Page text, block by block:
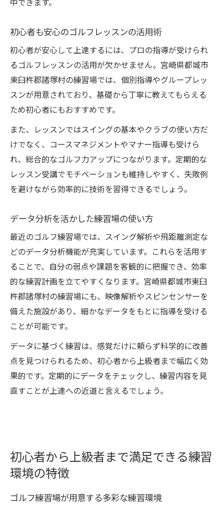
中できます。
初心者も安心のゴルフレッスンの活用術
初心者が安心して上達するには、プロの指導が受けられ
るゴルフレッスンの活用が欠かせません。宮崎県都城市
東臼杵郡諸塚村の練習場では、個別指導やグループレッ
スンが用意されており、基礎から丁寧に教えてもらえる
ため初心者にもおすすめです。
また、レッスンではスイングの基本やクラブの使い方だ
けでなく、コースマネジメントやマナー指導も受けら
れ、総合的なゴルフ力アップにつながります。定期的な
レッスン受講でモチベーションも維持しやすく、失敗例
を避けながら効率的に技術を習得できるでしょう。
データ分析を活かした練習場の使い方
最近のゴルフ練習場では、スイング解析や飛距離測定な
どのデータ分析機能が充実しています。これらを活用す
ることで、自分の弱点や課題を客観的に把握でき、効率
的な練習計画を立てやすくなります。宮崎県都城市東臼
杵郡諸塚村の練習場にも、映像解析やスピンセンサーを
備えた施設があり、細かなデータをもとに指導を受ける
ことが可能です。
データに基づく練習は、感覚だけに頼らず科学的に改善
点を見つけられるため、初心者から上級者まで幅広く効
果的です。定期的にデータをチェックし、練習内容を見
直すことが上達への近道と言えるでしょう。
初心者から上級者まで満足できる練習
環境の特徴
ゴルフ練習場が用意する多彩な練習環境